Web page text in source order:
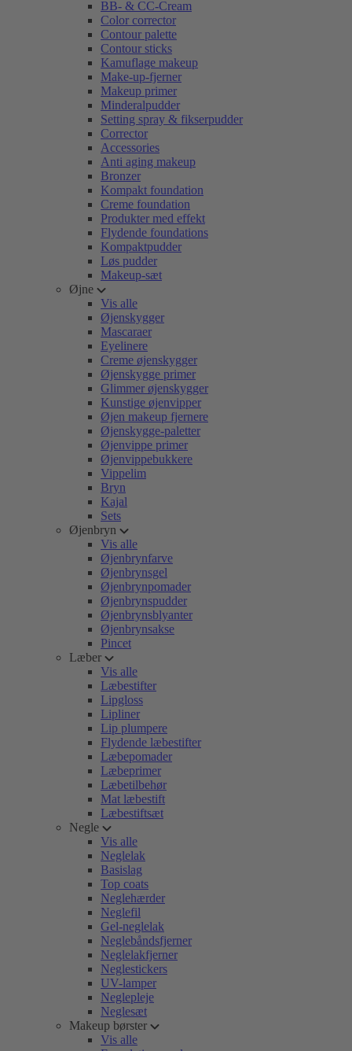
BB- & CC-Cream
Color corrector
Contour palette
Contour sticks
Kamuflage makeup
Make-up-fjerner
Makeup primer
Minderalpudder
Setting spray & fikserpudder
Corrector
Accessories
Anti aging makeup
Bronzer
Kompakt foundation
Creme foundation
Produkter med effekt
Flydende foundations
Kompaktpudder
Løs pudder
Makeup-sæt
Øjne
Vis alle
Øjenskygger
Mascaraer
Eyelinere
Creme øjenskygger
Øjenskygge primer
Glimmer øjenskygger
Kunstige øjenvipper
Øjen makeup fjernere
Øjenskygge-paletter
Øjenvippe primer
Øjenvippebukkere
Vippelim
Bryn
Kajal
Sets
Øjenbryn
Vis alle
Øjenbrynfarve
Øjenbrynsgel
Øjenbrynpomader
Øjenbrynspudder
Øjenbrynsblyanter
Øjenbrynsakse
Pincet
Læber
Vis alle
Læbestifter
Lipgloss
Lipliner
Lip plumpere
Flydende læbestifter
Læbepomader
Læbeprimer
Læbetilbehør
Mat læbestift
Læbestiftsæt
Negle
Vis alle
Neglelak
Basislag
Top coats
Neglehærder
Neglefil
Gel-neglelak
Neglebåndsfjerner
Neglelakfjerner
Neglestickers
UV-lamper
Neglepleje
Neglesæt
Makeup børster
Vis alle